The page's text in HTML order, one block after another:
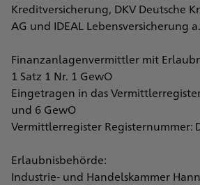
Kreditversicherung, DKV Deutsche
AG und IDEAL Lebensversicherung
Finanzanlagenvermittler mit
1 Satz 1 Nr. 1 GewO
Eingetragen in das
und 6 GewO
Vermittlerregister Registernummer:
Erlaubnisbehörde:
Industrie- und Handelskammer